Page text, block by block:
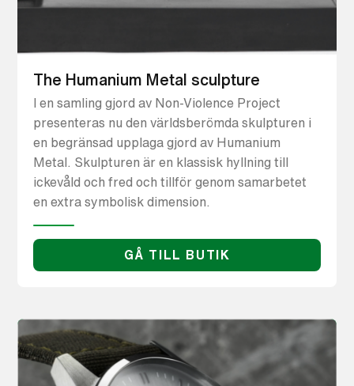
The Humanium Metal sculpture
I en samling gjord av Non-Violence Project
presenteras nu den världsberömda skulpturen i
en begränsad upplaga gjord av Humanium
Metal. Skulpturen är en klassisk hyllning till
ickevåld och fred och tillför genom samarbetet
en extra symbolisk dimension.
GÅ TILL BUTIK